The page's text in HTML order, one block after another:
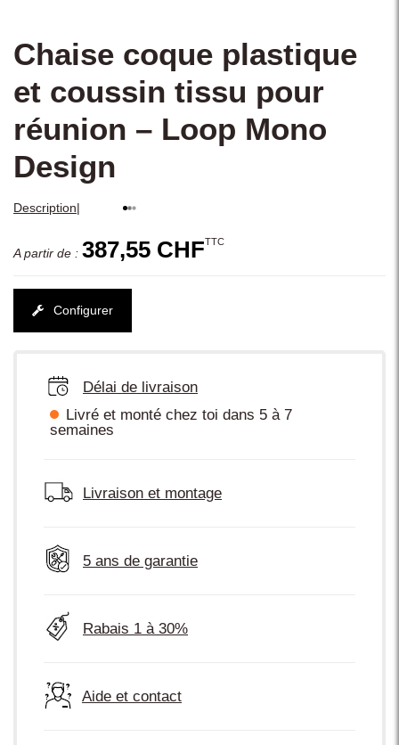
Chaise coque plastique
et coussin tissu pour
réunion – Loop Mono
Design
Description|
A partir de : 387,55 CHFTTC
Configurer
Délai de livraison
Livré et monté chez toi dans 5 à 7
semaines
Livraison et montage
5 ans de garantie
Rabais 1 à 30%
Aide et contact